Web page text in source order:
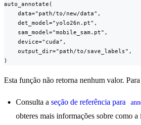
auto_annotate(
    data="path/to/new/data",
    det_model="yolo26n.pt",
    sam_model="mobile_sam.pt",
    device="cuda",
    output_dir="path/to/save_labels",
)
Esta função não retorna nenhum valor.
Consulta a seção de referência para
obteres mais informações sobre como a